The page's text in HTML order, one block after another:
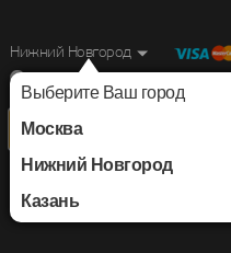
Нижний Новгород
Выберите Ваш город
Москва
Нижний Новгород
Казань
г. Нижний Новгород, Ул.